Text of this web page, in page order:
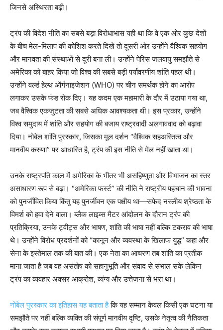
जिनसे अस्थिरता बढ़ी।
ट्रंप की विदेश नीति का सबसे बड़ा विरोधाभास यही था कि वे एक ओर कुछ देशों
के बीच मेल-मिलाप की कोशिश करते दिखे तो दूसरी ओर उन्होंने वैश्विक सहयोग
और मानवता की संस्थाओं से दूरी बना ली। उन्होंने पेरिस जलवायु समझौते से
अमेरिका को बाहर किया जो विश्व की सबसे बड़ी पर्यावरणीय शांति पहल थी।
उन्होंने वर्ल्ड हेल्थ ऑर्गनाइजेशन (WHO) पर चीन समर्थक होने का आरोप
लगाकर उसके फंड रोक दिए। यह कदम एक महामारी के दौर में उठाया गया था,
जब वैश्विक एकजुटता की सबसे अधिक आवश्यकता थी। इस प्रकार, उन्होंने
विश्व समुदाय में शांति और सहयोग की बजाय राष्ट्रवादी अलगाववाद को बढ़ावा
दिया। नोबेल शांति पुरस्कार, जिसका मूल दर्शन “वैश्विक सहअस्तित्व और
मानवीय करुणा” पर आधारित है, ट्रंप की इस नीति से मेल नहीं खाता था।
उनके राष्ट्रपति काल में अमेरिका के भीतर भी असहिष्णुता और विभाजन का स्तर
असाधारण रूप से बढ़ा। “अमेरिका फर्स्ट” की नीति ने राष्ट्रीय पहचान की भावना
को पुनर्जीवित किया किंतु यह पुनर्जीवन एक पक्षीय था—सफेद नस्लीय श्रेष्ठता के
विमर्श को हवा देने वाला। ब्लैक लाइव्स मैटर आंदोलन के दौरान ट्रंप की
प्रतिक्रिया, उनके ट्वीट्स और भाषण, शांति की भाषा नहीं बल्कि टकराव की भाषा
थे। उन्होंने विरोध प्रदर्शनों को “कानून और व्यवस्था के खिलाफ युद्ध” कहा और
सेना के इस्तेमाल तक की बात की। एक नेता का आचरण तब शांति का प्रतीक
माना जाता है जब वह असंतोष को सहानुभूति और संवाद से संभाल सके लेकिन
ट्रंप का व्यवहार अक्सर आक्रोश, व्यंग्य और उत्तेजना से भरा था।
नोबेल पुरस्कार का इतिहास यह बताता हैकि यह सम्मान केवल किसी एक घटना या
समझौते पर नहीं बल्कि व्यक्ति की संपूर्ण मानवीय दृष्टि, उसके नेतृत्व की नैतिकता